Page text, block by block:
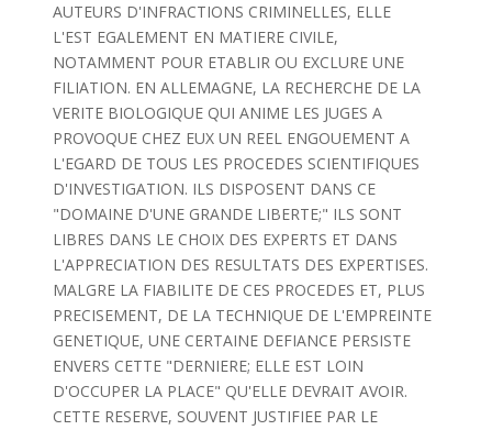
AUTEURS D'INFRACTIONS CRIMINELLES, ELLE
L'EST EGALEMENT EN MATIERE CIVILE,
NOTAMMENT POUR ETABLIR OU EXCLURE UNE
FILIATION. EN ALLEMAGNE, LA RECHERCHE DE LA
VERITE BIOLOGIQUE QUI ANIME LES JUGES A
PROVOQUE CHEZ EUX UN REEL ENGOUEMENT A
L'EGARD DE TOUS LES PROCEDES SCIENTIFIQUES
D'INVESTIGATION. ILS DISPOSENT DANS CE
"DOMAINE D'UNE GRANDE LIBERTE;" ILS SONT
LIBRES DANS LE CHOIX DES EXPERTS ET DANS
L'APPRECIATION DES RESULTATS DES EXPERTISES.
MALGRE LA FIABILITE DE CES PROCEDES ET, PLUS
PRECISEMENT, DE LA TECHNIQUE DE L'EMPREINTE
GENETIQUE, UNE CERTAINE DEFIANCE PERSISTE
ENVERS CETTE "DERNIERE; ELLE EST LOIN
D'OCCUPER LA PLACE" QU'ELLE DEVRAIT AVOIR.
CETTE RESERVE, SOUVENT JUSTIFIEE PAR LE